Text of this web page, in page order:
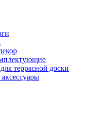
террасной доски